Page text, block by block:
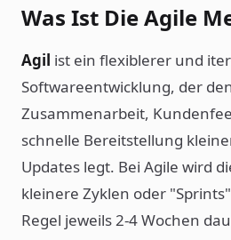
Was Ist Die Agile
Agil ist ein flexiblerer und
Softwareentwicklung, der
Zusammenarbeit,
schnelle Bereitstellung
Updates legt. Bei Agile wird
kleinere Zyklen oder
Regel jeweils 2-4 Wochen